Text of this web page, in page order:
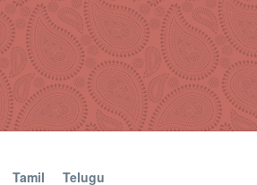
Tamil Telugu